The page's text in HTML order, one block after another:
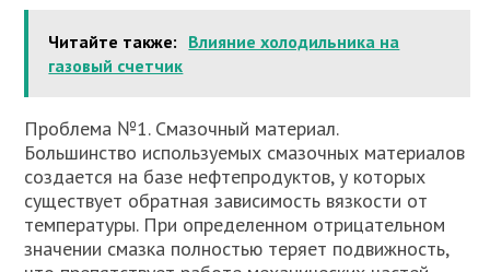
Читайте также: Влияние холодильника на
газовый счетчик
Проблема №1. Смазочный материал.
Большинство используемых смазочных материалов
создается на базе нефтепродуктов, у которых
существует обратная зависимость вязкости от
температуры. При определенном отрицательном
значении смазка полностью теряет подвижность,